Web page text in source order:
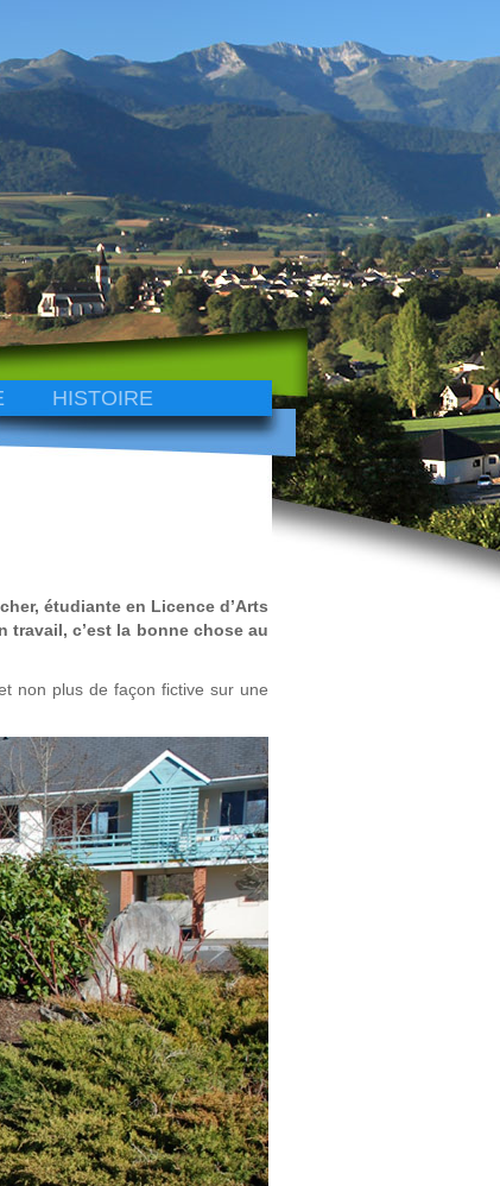
HISTOIRE
étudiante en Licence d’Arts
travail, c’est la bonne chose au
non plus de façon fictive sur une